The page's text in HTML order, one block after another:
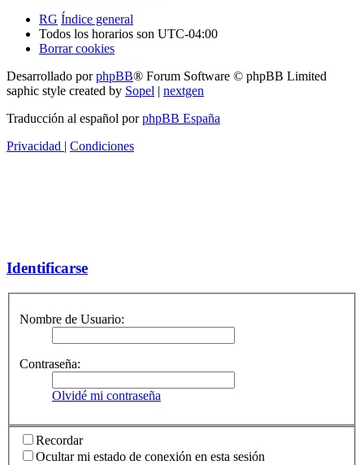
RG Índice general
Todos los horarios son UTC-04:00
Borrar cookies
Desarrollado porphpBB® Forum Software © phpBB Limited
saphic style created by Sopel | nextgen
Traducción al español porphpBB España
Privacidad | Condiciones
Identificarse
Nombre de Usuario:
Contraseña:
Olvidé mi contraseña
Recordar
Ocultar mi estado de conexión en esta sesión